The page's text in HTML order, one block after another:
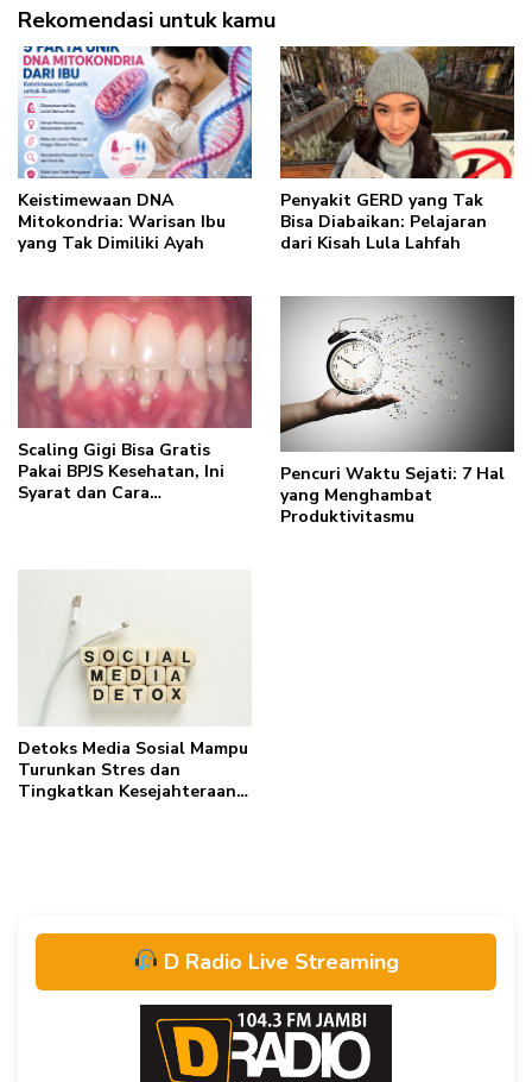
Rekomendasi untuk kamu
Keistimewaan DNA
Mitokondria: Warisan Ibu
yang Tak Dimiliki Ayah
Penyakit GERD yang Tak
Bisa Diabaikan: Pelajaran
dari Kisah Lula Lahfah
Scaling Gigi Bisa Gratis
Pakai BPJS Kesehatan, Ini
Syarat dan Cara
Pencuri Waktu Sejati: 7 Hal
yang Menghambat
Produktivitasmu
Detoks Media Sosial Mampu
Turunkan Stres dan
Tingkatkan Kesejahteraan,
D Radio Live Streaming